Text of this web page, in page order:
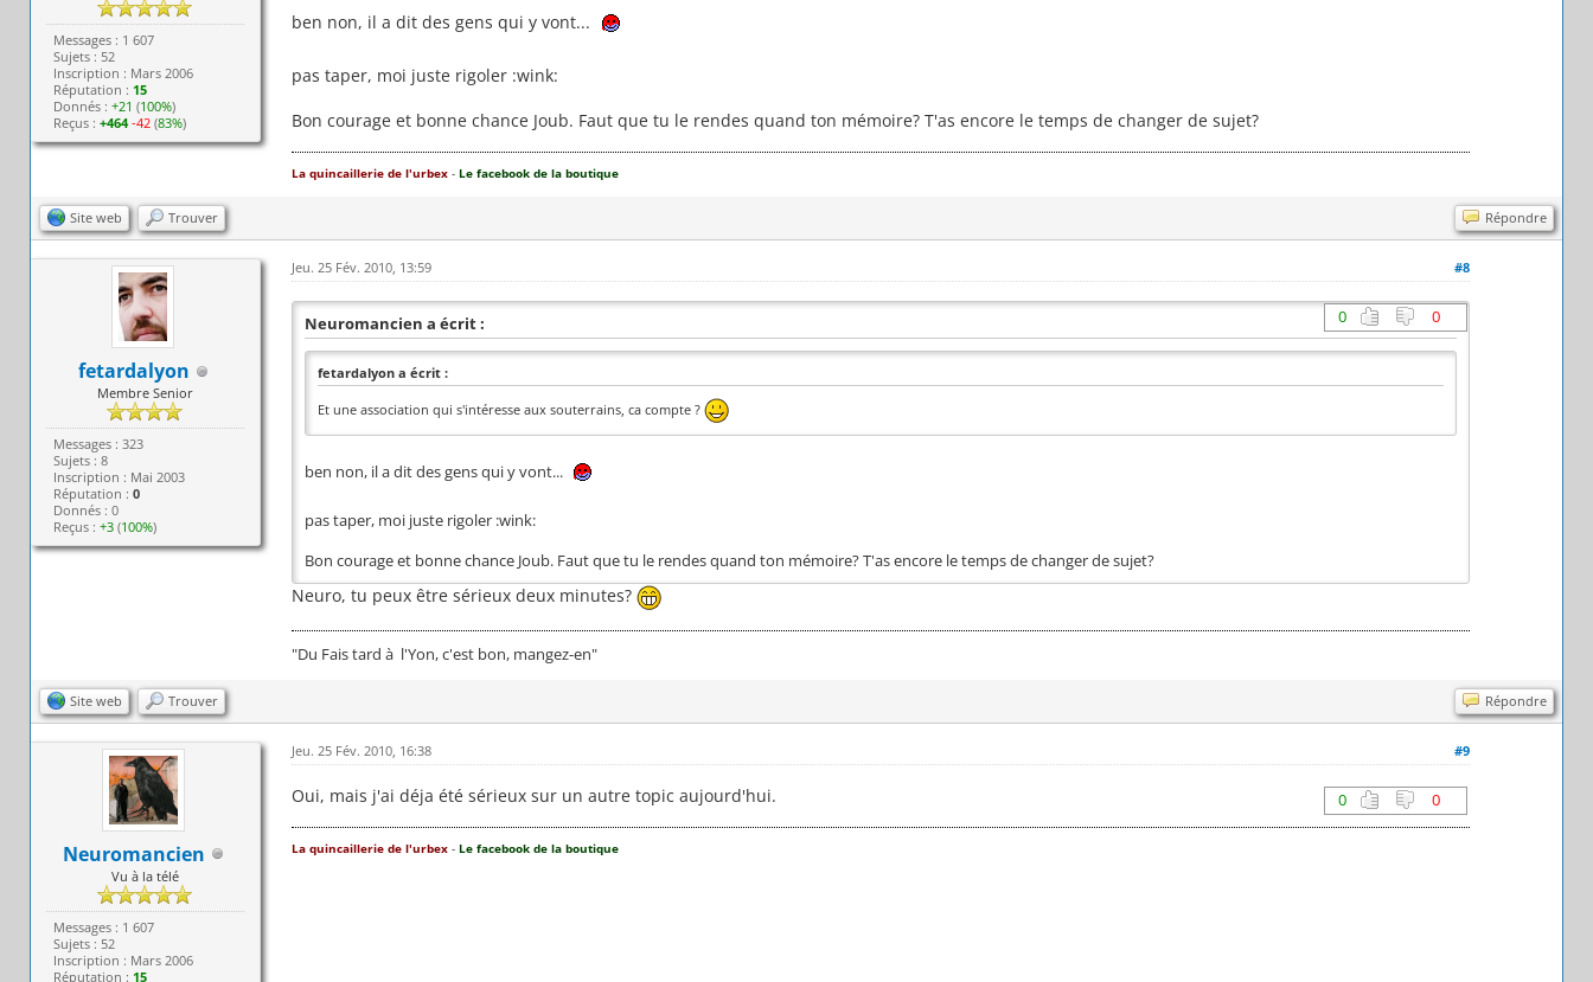
Messages : 1 607
Sujets : 52
Inscription : Mars 2006
Réputation : 15
Donnés : +21 (100%)
Reçus : +464 -42(83%)
ben non, il a dit des gens qui y vont...
pas taper, moi juste rigoler :wink:
Bon courage et bonne chance Joub. Faut que tu le rendes quand ton mémoire? T'as encore le temps de changer de sujet?
La quincaillerie de l'urbex- Le facebook de la boutique
Site web Trouver Répondre
fetardalyon
Membre Senior
Messages : 323
Sujets : 8
Inscription : Mai 2003
Réputation : 0
Donnés : 0
Reçus : +3(100%)
#8
Jeu. 25 Fév. 2010, 13:59
0 0
Neuromancien a écrit :
fetardalyon a écrit :
Et une association qui s'intéresse aux souterrains, ca compte ?
ben non, il a dit des gens qui y vont...
pas taper, moi juste rigoler :wink:
Bon courage et bonne chance Joub. Faut que tu le rendes quand ton mémoire? T'as encore le temps de changer de sujet?
Neuro, tu peux être sérieux deux minutes?
"Du Fais tard à l'Yon, c'est bon, mangez-en"
Site web Trouver Répondre
Neuromancien
Vu à la télé
Messages : 1 607
Sujets : 52
Inscription : Mars 2006
Réputation : 15
#9
Jeu. 25 Fév. 2010, 16:38
0 0
Oui, mais j'ai déja été sérieux sur un autre topic aujourd'hui.
La quincaillerie de l'urbex- Le facebook de la boutique